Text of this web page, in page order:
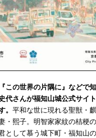
この世界の片隅に』などで
代さんが福知山城公式サイ
。 平和な世に現れる聖獣・
・熙子。明智家家紋の桔梗
として慕う城下町・福知山